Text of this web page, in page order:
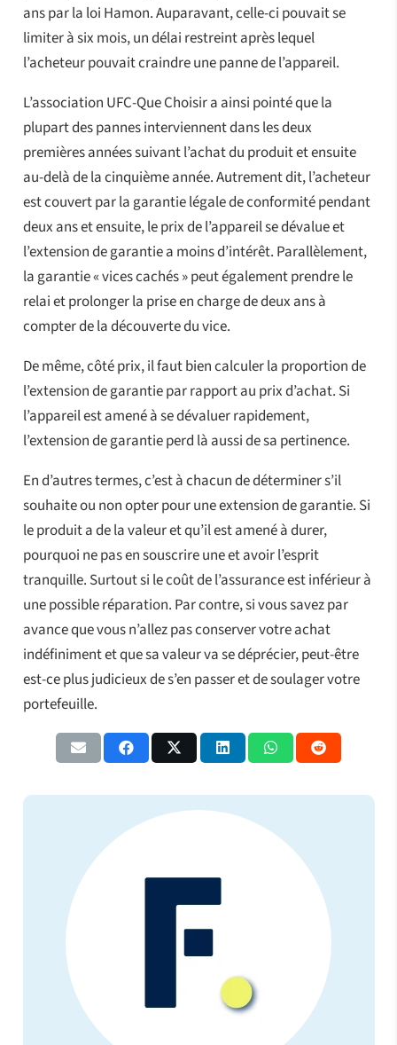
ans par la loi Hamon. Auparavant, celle-ci pouvait se
limiter à six mois, un délai restreint après lequel
l’acheteur pouvait craindre une panne de l’appareil.
L’association UFC-Que Choisir a ainsi pointé que la
plupart des pannes interviennent dans les deux
premières années suivant l’achat du produit et ensuite
au-delà de la cinquième année. Autrement dit, l’acheteur
est couvert par la garantie légale de conformité pendant
deux ans et ensuite, le prix de l’appareil se dévalue et
l’extension de garantie a moins d’intérêt. Parallèlement,
la garantie « vices cachés » peut également prendre le
relai et prolonger la prise en charge de deux ans à
compter de la découverte du vice.
De même, côté prix, il faut bien calculer la proportion de
l’extension de garantie par rapport au prix d’achat. Si
l’appareil est amené à se dévaluer rapidement,
l’extension de garantie perd là aussi de sa pertinence.
En d’autres termes, c’est à chacun de déterminer s’il
souhaite ou non opter pour une extension de garantie. Si
le produit a de la valeur et qu’il est amené à durer,
pourquoi ne pas en souscrire une et avoir l’esprit
tranquille. Surtout si le coût de l’assurance est inférieur à
une possible réparation. Par contre, si vous savez par
avance que vous n’allez pas conserver votre achat
indéfiniment et que sa valeur va se déprécier, peut-être
est-ce plus judicieux de s’en passer et de soulager votre
portefeuille.